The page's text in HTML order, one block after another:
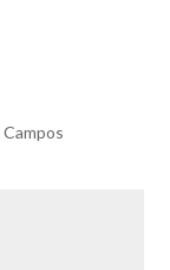
Campos